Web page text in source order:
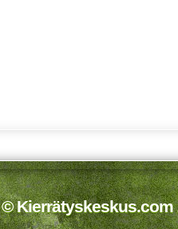
© Kierrätyskeskus.com